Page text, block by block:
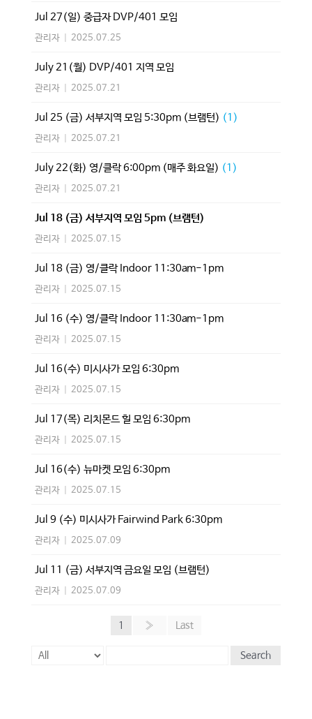
Jul 27(일) 중급자 DVP/401 모임
관리자 2025.07.25
July 21(월) DVP/401 지역 모임
관리자 2025.07.21
Jul 25 (금) 서부지역 모임 5:30pm (브램턴) (1)
관리자 2025.07.21
July 22(화) 영/클락 6:00pm (매주 화요일) (1)
관리자 2025.07.21
Jul 18 (금) 서부지역 모임 5pm (브램턴)
관리자 2025.07.15
Jul 18 (금) 영/클락 Indoor 11:30am-1pm
관리자 2025.07.15
Jul 16 (수) 영/클락 Indoor 11:30am-1pm
관리자 2025.07.15
Jul 16(수) 미시사가 모임 6:30pm
관리자 2025.07.15
Jul 17(목) 리치몬드 힐 모임 6:30pm
관리자 2025.07.15
Jul 16(수) 뉴마켓 모임 6:30pm
관리자 2025.07.15
Jul 9 (수) 미시사가 Fairwind Park 6:30pm
관리자 2025.07.09
Jul 11 (금) 서부지역 금요일 모임 (브램턴)
관리자 2025.07.09
1 » Last
Search